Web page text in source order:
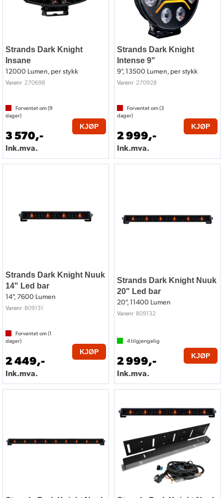
Strands Dark Knight
Insane
12000 Lumen, per stykk
Varenr 270698
Forventet om (9
dager)
3 570,-
Ink.mva.
KJØP
Strands Dark Knight
Intense 9"
9", 13500 Lumen, per stykk
Varenr 270928
Forventet om (3
dager)
2 999,-
Ink.mva.
KJØP
Strands Dark Knight Nuuk
14" Led bar
14", 7600 Lumen
Varenr 809131
Forventet om (1
dager)
2 449,-
Ink.mva.
KJØP
Strands Dark Knight Nuuk
20" Led bar
20", 11400 Lumen
Varenr 809132
4tilgjengelig
2 999,-
Ink.mva.
KJØP